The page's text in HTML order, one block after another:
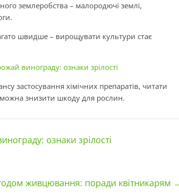
землеробства – малородючі землі,
швидше – вирощувати культури стає
винограду: ознаки зрілості
застосування хімічних препаратів, читати
можна знизити шкоду для рослин.
ознаки зрілості
живцювання: поради квітникарям